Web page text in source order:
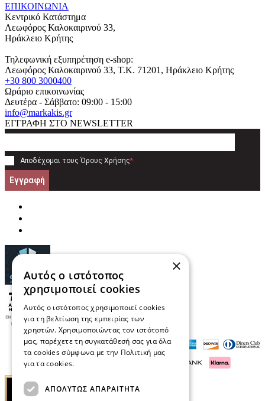
ΕΠΙΚΟΙΝΩΝΙΑ
Κεντρικό Κατάστημα
Λεωφόρος Καλοκαιρινού 33,
Ηράκλειο Κρήτης
Τηλεφωνική εξυπηρέτηση e-shop:
Λεωφόρος Καλοκαιρινού 33, T.K. 71201 , Ηράκλειο Κρήτης
+30 800 3000400
Ωράριο επικοινωνίας
Δευτέρα - Σάββατο: 09:00 - 15:00
info@markakis.gr
ΕΓΓΡΑΦΗ ΣΤΟ NEWSLETTER
Αποδέχομαι τους Όρους Χρήσης*
Εγγραφή
×
Αυτός ο ιστότοπος
χρησιμοποιεί cookies
Αυτός ο ιστότοπος χρησιμοποιεί cookies
για τη βελτίωση της εμπειρίας των
χρηστών. Χρησιμοποιώντας τον ιστότοπό
μας, παρέχετε τη συγκατάθεσή σας για όλα
τα cookies σύμφωνα με την Πολιτική μας
για τα cookies.
ΑΠΟΛΎΤΩΣ ΑΠΑΡΑΊΤΗΤΑ